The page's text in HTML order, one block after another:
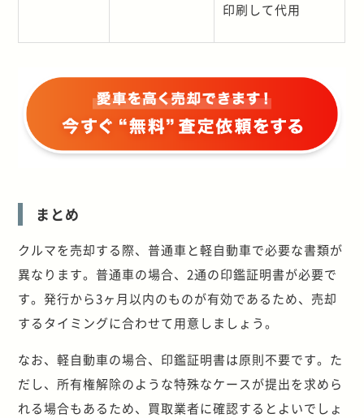
印刷して代用
まとめ
クルマを売却する際、普通車と軽自動車で必要な書類が
異なります。普通車の場合、2通の印鑑証明書が必要で
す。発行から3ヶ月以内のものが有効であるため、売却
するタイミングに合わせて用意しましょう。
なお、軽自動車の場合、印鑑証明書は原則不要です。た
だし、所有権解除のような特殊なケースが提出を求めら
れる場合もあるため、買取業者に確認するとよいでしょ